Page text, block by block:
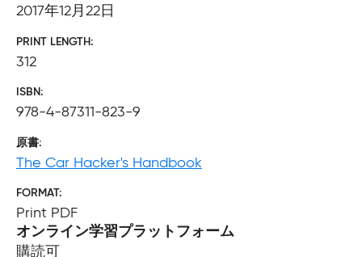
2017年12月22日
PRINT LENGTH
312
ISBN
978-4-87311-823-9
原書
The Car Hacker's Handbook
FORMAT
Print PDF
オンライン学習プラットフォーム
購読可